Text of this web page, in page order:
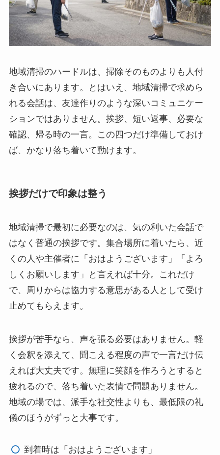
地域清掃のハードルは、掃除そのものよりも人付
き合いにあります。とはいえ、地域清掃で求めら
れる会話は、友達作りのような深いコミュニケー
ションではありません。挨拶、短い返事、必要な
確認、帰る時の一言。この四つだけ準備しておけ
ば、かなり落ち着いて動けます。
挨拶だけで印象は整う
地域清掃で最初に必要なのは、気の利いた会話で
はなく普通の挨拶です。集合場所に着いたら、近
くの人や主催者に「おはようございます」「よろ
しくお願いします」と言えれば十分。これだけ
で、周りからは協力する意思がある人として受け
止めてもらえます。
挨拶が苦手なら、声を張る必要はありません。軽
く会釈を添えて、聞こえる程度の声で一言だけ伝
えれば大丈夫です。無理に笑顔を作ろうとすると
疲れるので、落ち着いた表情で問題ありません。
地域の場では、派手な社交性よりも、最低限の礼
儀のほうがずっと大事です。
到着時は「おはようございます」